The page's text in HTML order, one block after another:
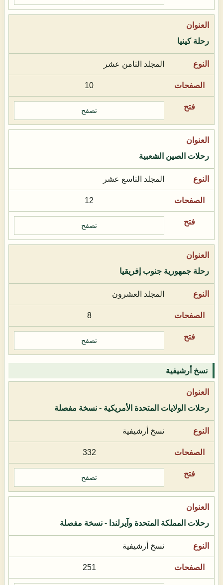
رحلة كينيا
المجلد الثامن عشر
10
تصفح
رحلات الصين الشعبية
المجلد التاسع عشر
12
تصفح
رحلة جمهورية جنوب إفريقيا
المجلد العشرون
8
تصفح
نسخ أرشيفية
رحلات الولايات المتحدة الأمريكية - نسخة مفصلة
نسخ أرشيفية
332
تصفح
رحلات المملكة المتحدة وآيرلندا - نسخة مفصلة
نسخ أرشيفية
251